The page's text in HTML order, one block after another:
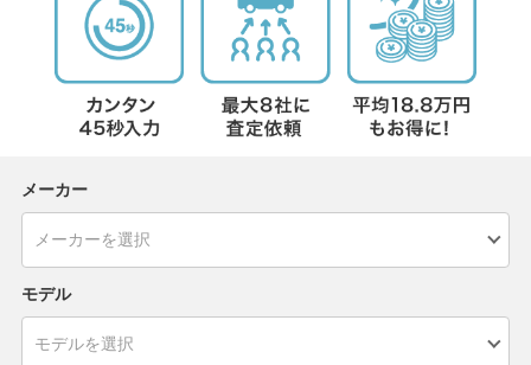
メーカー
モデル